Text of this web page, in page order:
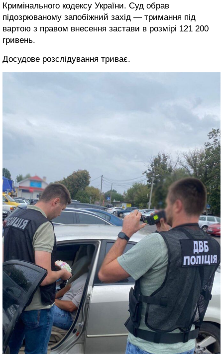
Кримінального кодексу України. Суд обрав
підозрюваному запобіжний захід — тримання під
вартою з правом внесення застави в розмірі 121 200
гривень.
Досудове розслідування триває.